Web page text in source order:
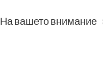
На вашето внимание